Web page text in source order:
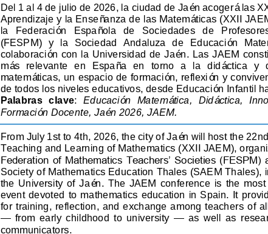
Del 1 al 4 de julio de 2026, la ciudad de Jaén acogerá las
Aprendizaje y la Enseñanza de las Matemáticas (XXII
la   Federación   Española   de   Sociedades   de
(FESPM)  y  la  Sociedad  Andaluza  de
Educación
colaboración con la Universidad de Jaén. Las JAEM
más  relevante  en  España  en  torno  a  la  didáctica  y
matemáticas, un espacio de formación, reflexión y
de todos los niveles educativos, desde Educación Infantil
Palabras  clave:
Educación  Matemática,  Didáctica,
Formación Docente, Jaén 2026, JAEM.
From July 1st to 4th, 2026, the city of Jaén will host the
Teaching and Learning of Mathematics (XXII JAEM),
Federation of Mathematics Teachers’ Societies (FESPM)
Society of Mathematics Education Thales (SAEM Thales),
the  University  of  Jaén.  The  JAEM  conference  is  the
event devoted to mathematics education in Spain. It
for training, reflection, and exchange among teachers of
— from  early  childhood  to  university — as  well  as
communicators.